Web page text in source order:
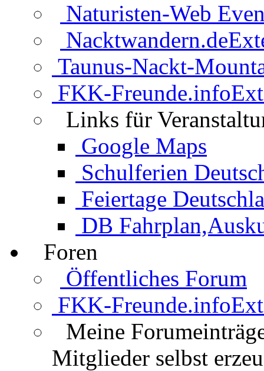
Naturisten-Web
Nacktwandern.de
Taunus-Nackt-
FKK-Freunde.info
Links für
Google Maps
Schulferien
Feiertage
DB
Foren
Öffentliches Forum
FKK-Freunde.info
Meine
Mitglieder selbst